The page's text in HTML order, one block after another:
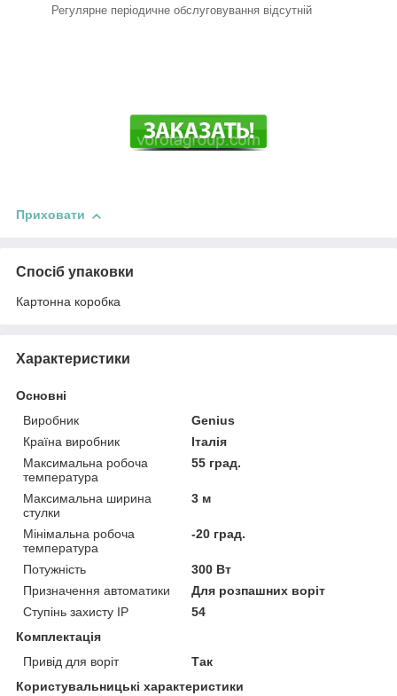
Регулярне періодичне обслуговування відсутній
Приховати
Спосіб упаковки
Картонна коробка
Характеристики
Основні
Виробник
Genius
Країна виробник
Італія
Максимальна робоча
температура
55 град.
Максимальна ширина
стулки
3 м
Мінімальна робоча
температура
-20 град.
Потужність
300 Вт
Призначення автоматики
Для розпашних воріт
Ступінь захисту IP
54
Комплектація
Привід для воріт
Так
Користувальницькі характеристики